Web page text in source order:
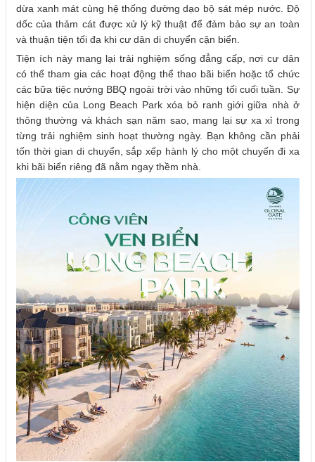
dừa xanh mát cùng hệ thống đường dạo bộ sát mép nước. Độ
dốc của thảm cát được xử lý kỹ thuật để đảm bảo sự an toàn
và thuận tiện tối đa khi cư dân di chuyển cận biển.
Tiện ích này mang lại trải nghiệm sống đẳng cấp, nơi cư dân
có thể tham gia các hoạt động thể thao bãi biển hoặc tổ chức
các bữa tiệc nướng BBQ ngoài trời vào những tối cuối tuần. Sự
hiện diện của Long Beach Park xóa bỏ ranh giới giữa nhà ở
thông thường và khách sạn năm sao, mang lại sự xa xỉ trong
từng trải nghiệm sinh hoạt thường ngày. Bạn không cần phải
tốn thời gian di chuyển, sắp xếp hành lý cho một chuyến đi xa
khi bãi biển riêng đã nằm ngay thềm nhà.